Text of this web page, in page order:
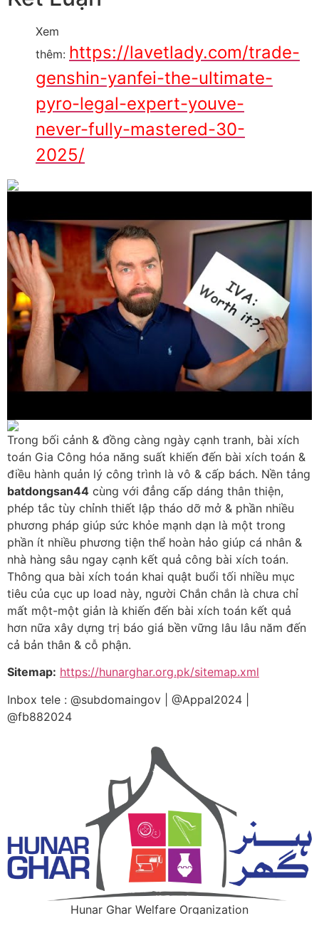
Xem
thêm: https://lavetlady.com/trade-
genshin-yanfei-the-ultimate-
pyro-legal-expert-youve-
never-fully-mastered-30-
2025/
Trong bối cảnh & đồng càng ngày cạnh tranh, bài xích
toán Gia Công hóa năng suất khiến đến bài xích toán &
điều hành quản lý công trình là vô & cấp bách. Nền tảng
batdongsan44 cùng với đẳng cấp dáng thân thiện,
phép tắc tùy chỉnh thiết lập tháo dỡ mở & phần nhiều
phương pháp giúp sức khỏe mạnh dạn là một trong
phần ít nhiều phương tiện thể hoàn hảo giúp cá nhân &
nhà hàng sâu ngay cạnh kết quả công bài xích toán.
Thông qua bài xích toán khai quật buổi tối nhiều mục
tiêu của cục up load này, người Chắn chắn là chưa chỉ
mất một-một giản là khiến đến bài xích toán kết quả
hơn nữa xây dựng trị báo giá bền vững lâu lâu năm đến
cả bản thân & cỗ phận.
Sitemap: https://hunarghar.org.pk/sitemap.xml
Inbox tele : @subdomaingov | @Appal2024 |
@fb882024
Hunar Ghar Welfare Organization